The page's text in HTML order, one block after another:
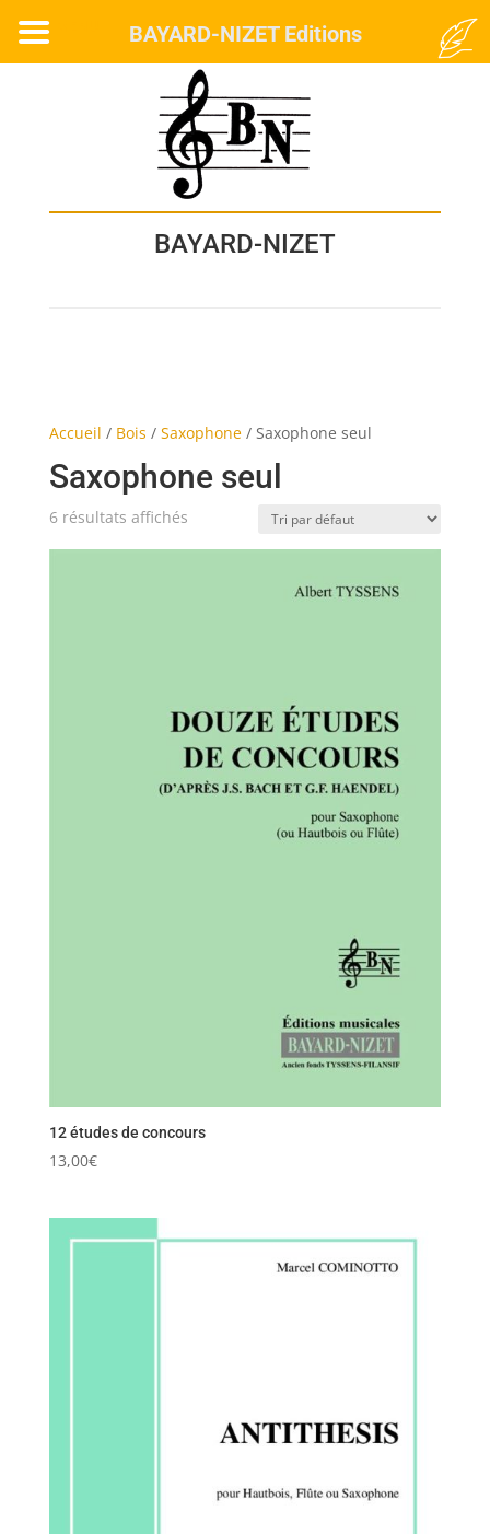
BAYARD-NIZET
Accueil / Bois / Saxophone/ Saxophone seul
Saxophone seul
6 résultats affichés
12 études de concours
13,00€
BAYARD-NIZET Editions